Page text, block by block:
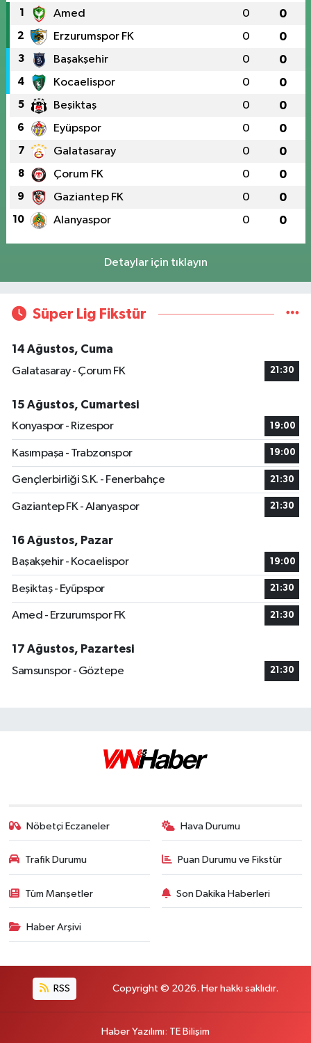
1 Amed 0 0
2 Erzurumspor FK 0 0
3 Başakşehir 0 0
4 Kocaelispor 0 0
5 Beşiktaş 0 0
6 Eyüpspor 0 0
7 Galatasaray 0 0
8 Çorum FK 0 0
9 Gaziantep FK 0 0
10 Alanyaspor 0 0
Detaylar için tıklayın
Süper Lig Fikstür
14 Ağustos, Cuma
Galatasaray - Çorum FK
21:30
15 Ağustos, Cumartesi
Konyaspor - Rizespor
19:00
Kasımpaşa - Trabzonspor 19:00
Gençlerbirliği S.K. - Fenerbahçe 21:30
Gaziantep FK - Alanyaspor 21:30
16 Ağustos, Pazar
Başakşehir - Kocaelispor
19:00
Beşiktaş - Eyüpspor 21:30
Amed - Erzurumspor FK 21:30
17 Ağustos, Pazartesi
Samsunspor - Göztepe
21:30
Nöbetçi Eczaneler Hava Durumu
Trafik Durumu Puan Durumu ve Fikstür
Tüm Manşetler Son Dakika Haberleri
Haber Arşivi
RSS Copyright © 2026. Her hakkı saklıdır.
Haber Yazılımı: TE Bilişim